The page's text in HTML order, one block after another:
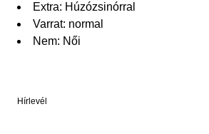
Extra: Húzózsinórral
Varrat: normal
Nem: Női
Hírlevél